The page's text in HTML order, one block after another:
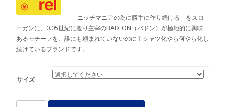
「ニッチマニアの為に勝手に作り続ける」をスロ
ーガンに、0.05世紀に渡り主宰のBAD_ON（バドン）が極地的に興味
あるモチーフを、誰にも頼まれていないのにＴシャツ化やら何やら化し
続けているブランドです。
サイズ